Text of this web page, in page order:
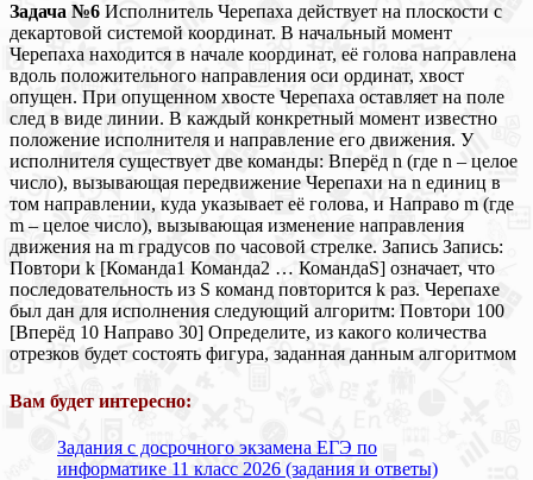
Задача №6 Исполнитель Черепаха действует на плоскости с
декартовой системой координат. В начальный момент
Черепаха находится в начале координат, её голова направлена
вдоль положительного направления оси ординат, хвост
опущен. При опущенном хвосте Черепаха оставляет на поле
след в виде линии. В каждый конкретный момент известно
положение исполнителя и направление его движения. У
исполнителя существует две команды: Вперёд n (где n – целое
число), вызывающая передвижение Черепахи на n единиц в
том направлении, куда указывает её голова, и Направо m (где
m – целое число), вызывающая изменение направления
движения на m градусов по часовой стрелке. Запись Запись:
Повтори k [Команда1 Команда2 … КомандаS] означает, что
последовательность из S команд повторится k раз. Черепахе
был дан для исполнения следующий алгоритм: Повтори 100
[Вперёд 10 Направо 30] Определите, из какого количества
отрезков будет состоять фигура, заданная данным алгоритмом
Вам будет интересно:
Задания с досрочного экзамена ЕГЭ по
информатике 11 класс 2026 (задания и ответы)